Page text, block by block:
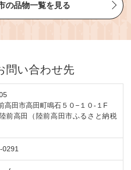
の品物一覧を見る
問い合わせ先
高田市高田町鳴石５０−１０-１F
前高田（陸前高田市ふるさと納税